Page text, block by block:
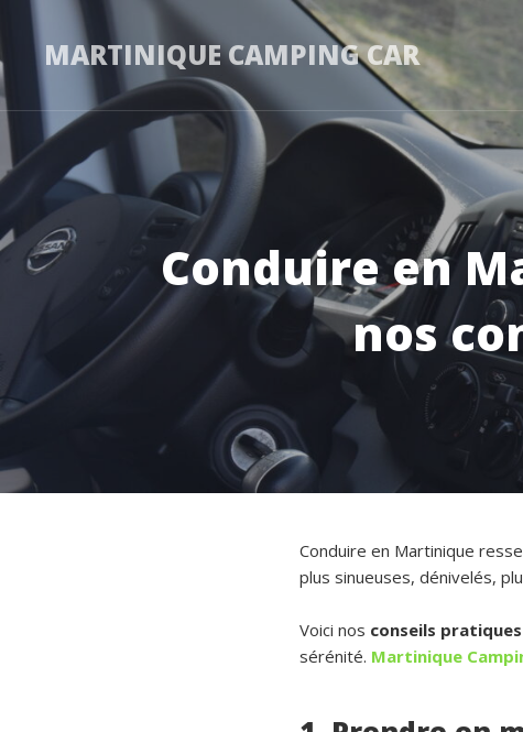
MARTINIQUE CAMPING CAR
Conduire en
nos
Conduire en Martinique
plus sinueuses, dénivelés,
Voici nos conseils pratiques
sérénité. Martinique